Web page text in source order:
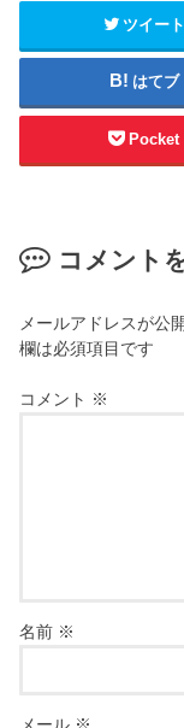
ツイート
はてブ
Pocket
コメント
メールアドレスが公
欄は必須項目です
コメント ※
名前 ※